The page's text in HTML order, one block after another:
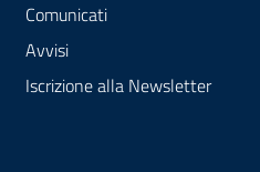
Comunicati
Avvisi
Iscrizione alla Newsletter